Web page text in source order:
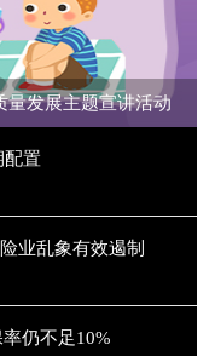
量发展主题宣讲活动
配置
业乱象有效遏制
仍不足10%